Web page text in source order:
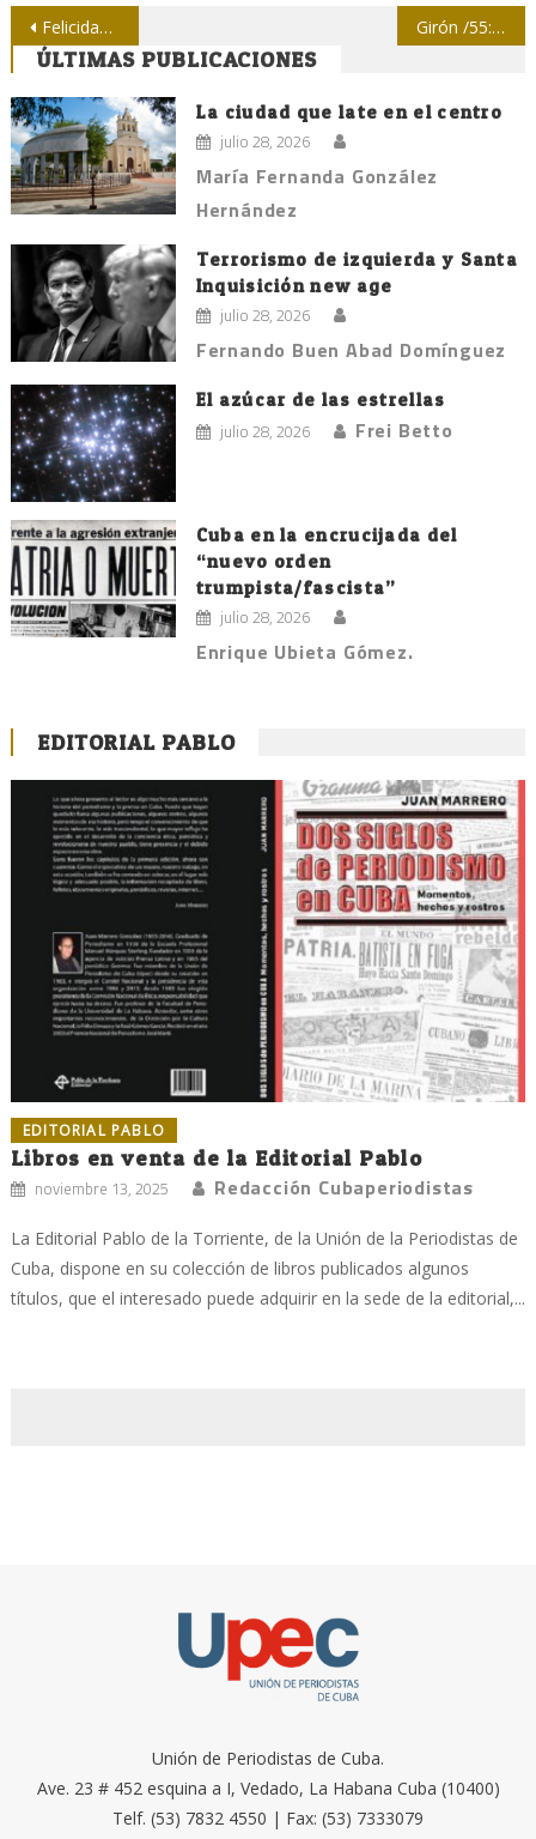
Navegación
de
entradas
Felicidades a los Pinos Nuevos Girón /55: La Ciénaga de Zapata antes y después
ÚLTIMAS PUBLICACIONES
La ciudad que late en el centro
julio 28, 2026
María Fernanda González
Hernández
Terrorismo de izquierda y Santa
Inquisición new age
julio 28, 2026
Fernando Buen Abad Domínguez
El azúcar de las estrellas
julio 28, 2026 Frei Betto
Cuba en la encrucijada del
“nuevo orden
trumpista/fascista”
julio 28, 2026
Enrique Ubieta Gómez.
EDITORIAL PABLO
EDITORIAL PABLO
Libros en venta de la Editorial Pablo
noviembre 13, 2025 Redacción Cubaperiodistas
La Editorial Pablo de la Torriente, de la Unión de la Periodistas de
Cuba, dispone en su colección de libros publicados algunos
títulos, que el interesado puede adquirir en la sede de la editorial,...
Unión de Periodistas de Cuba.
Ave. 23 # 452 esquina a I, Vedado, La Habana Cuba (10400)
Telf. (53) 7832 4550 | Fax: (53) 7333079